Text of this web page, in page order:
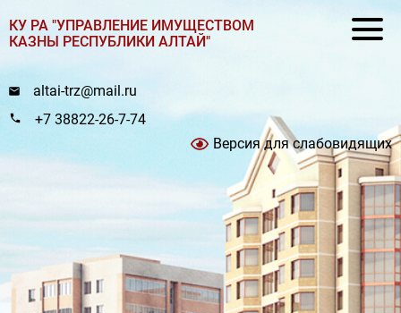
КУ РА "УПРАВЛЕНИЕ ИМУЩЕСТВОМ
КАЗНЫ РЕСПУБЛИКИ АЛТАЙ"
altai-trz@mail.ru
+7 38822-26-7-74
Версия для слабовидящих